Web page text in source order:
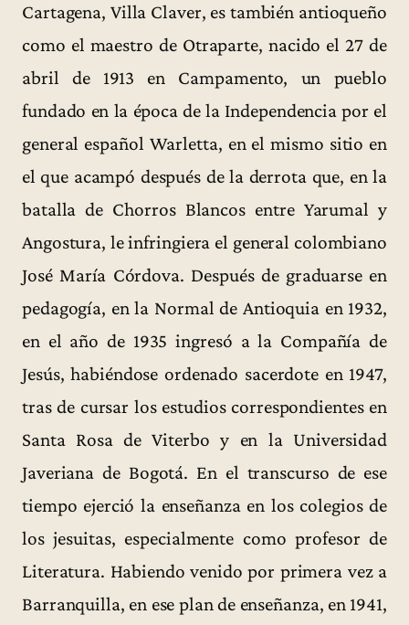
Cartagena, Villa Claver, es también antioqueño
como el maestro de Otraparte, nacido el 27 de
abril de 1913 en Campamento, un pueblo
fundado en la época de la Independencia por el
general español Warletta, en el mismo sitio en
el que acampó después de la derrota que, en la
batalla de Chorros Blancos entre Yarumal y
Angostura, le infringiera el general colombiano
José María Córdova. Después de graduarse en
pedagogía, en la Normal de Antioquia en 1932,
en el año de 1935 ingresó a la Compañía de
Jesús, habiéndose ordenado sacerdote en 1947,
tras de cursar los estudios correspondientes en
Santa Rosa de Viterbo y en la Universidad
Javeriana de Bogotá. En el transcurso de ese
tiempo ejerció la enseñanza en los colegios de
los jesuitas, especialmente como profesor de
Literatura. Habiendo venido por primera vez a
Barranquilla, en ese plan de enseñanza, en 1941,